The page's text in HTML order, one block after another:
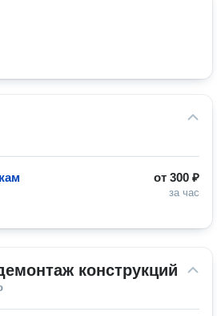
от 300 ₽
за час
конструкций